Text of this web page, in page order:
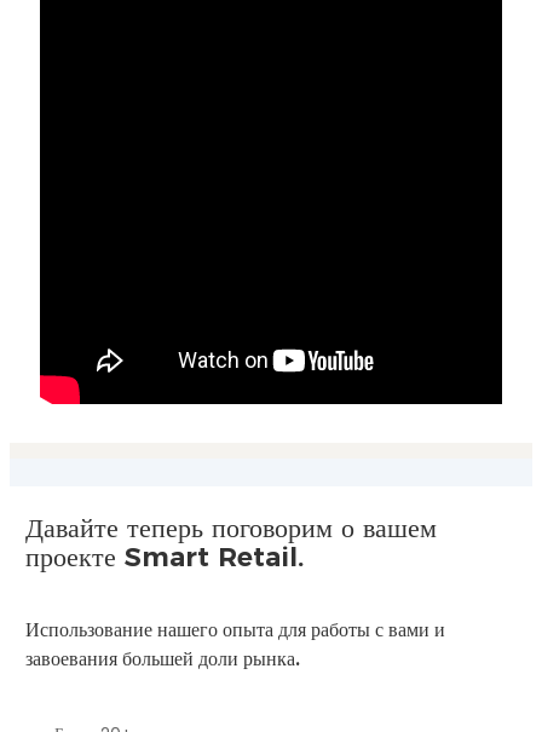
Давайте теперь поговорим о вашем
проекте Smart Retail.
Использование нашего опыта для работы с вами и
завоевания большей доли рынка.